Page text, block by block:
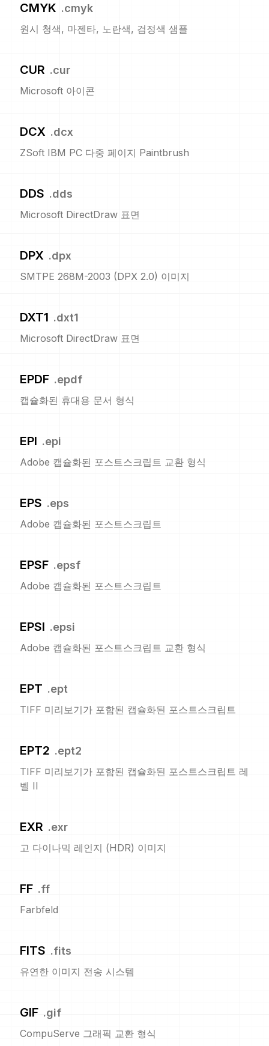
CMYK .cmyk
원시 청색, 마젠타, 노란색, 검정색 샘플
CUR .cur
Microsoft 아이콘
DCX .dcx
ZSoft IBM PC 다중 페이지 Paintbrush
DDS .dds
Microsoft DirectDraw 표면
DPX .dpx
SMTPE 268M-2003 (DPX 2.0) 이미지
DXT1 .dxt1
Microsoft DirectDraw 표면
EPDF .epdf
캡슐화된 휴대용 문서 형식
EPI .epi
Adobe 캡슐화된 포스트스크립트 교환 형식
EPS .eps
Adobe 캡슐화된 포스트스크립트
EPSF .epsf
Adobe 캡슐화된 포스트스크립트
EPSI .epsi
Adobe 캡슐화된 포스트스크립트 교환 형식
EPT .ept
TIFF 미리보기가 포함된 캡슐화된 포스트스크립트
EPT2 .ept2
TIFF 미리보기가 포함된 캡슐화된 포스트스크립트 레
벨 II
EXR .exr
고 다이나믹 레인지 (HDR) 이미지
FF .ff
Farbfeld
FITS .fits
유연한 이미지 전송 시스템
GIF .gif
CompuServe 그래픽 교환 형식